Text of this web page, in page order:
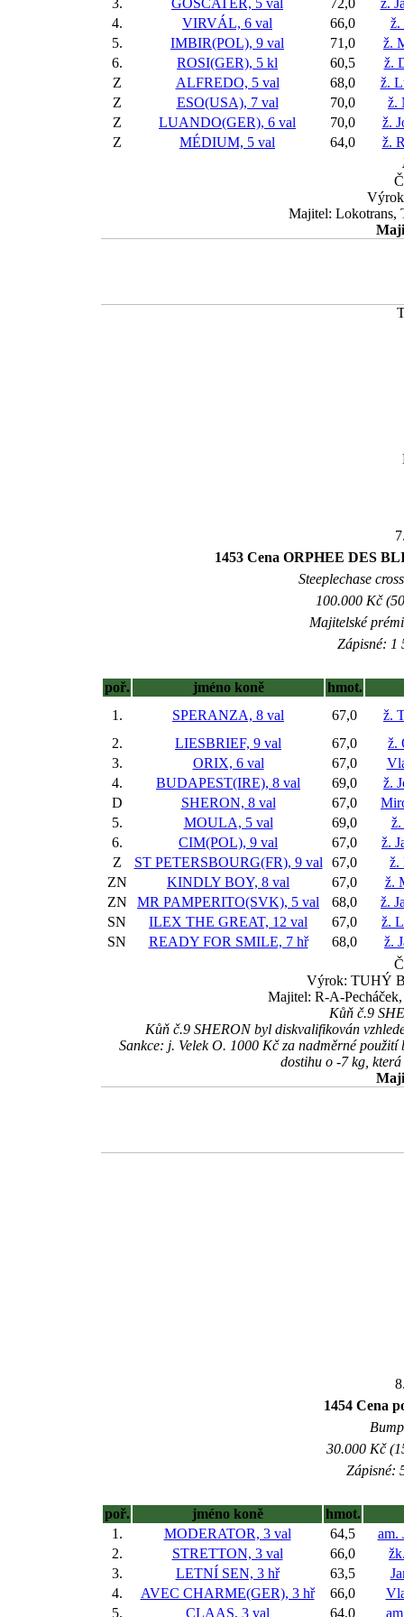
3. GOSCATER, 5 val 72,0
ž.
4.
VIRVÁL, 6 val 66,0
ž.
5.
IMBIR(POL), 9 val 71,0
ž.
6.
ROSI(GER), 5 kl 60,5
ž.
Z
ALFREDO, 5 val 68,0
ž.
Z
ESO(USA), 7 val 70,0
ž.
Z
LUANDO(GER), 6 val 70,0
ž.
Z
MÉDIUM, 5 val 64,0
ž.
Majitel: Lokotrans,
1453 Cena ORPHEE DES
Steeplechase
100.000 Kč
Majitelské
Zápisné: 1
poř. jméno koně
hmot.
1.
SPERANZA, 8 val 67,0
ž.
2.
LIESBRIEF, 9 val 67,0
ž.
3.
ORIX, 6 val 67,0
4.
BUDAPEST(IRE), 8 val 69,0
ž.
D
SHERON, 8 val 67,0
5.
MOULA, 5 val 69,0
ž.
6.
CIM(POL), 9 val 67,0
ž.
Z
ST PETERSBOURG(FR), 9 val 67,0
ž.
ZN
KINDLY BOY, 8 val 67,0
ž.
ZN
MR PAMPERITO(SVK), 5 val 68,0
ž.
SN
ILEX THE GREAT, 12 val 67,0
ž.
SN
READY FOR SMILE, 7 hř 68,0
ž.
Výrok: TUHÝ
Majitel: R-A-Pecháček,
Kůň č.9
Kůň č.9 SHERON byl diskvalifikován
Sankce: j. Velek O. 1000 Kč za nadměrné
dostihu o -7 kg,
1454 Cena
30.000 Kč
Zápisné:
poř. jméno koně
hmot.
1.
MODERATOR, 3 val 64,5
am.
2.
STRETTON, 3 val 66,0
3.
LETNÍ SEN, 3 hř 63,5
4.
AVEC CHARME(GER), 3 hř 66,0
5.
CLAAS, 3 val 64,0